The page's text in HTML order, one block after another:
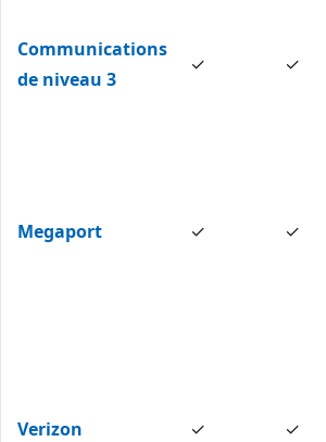
Communications
de niveau 3
✓ ✓
Megaport ✓ ✓
Verizon ✓ ✓